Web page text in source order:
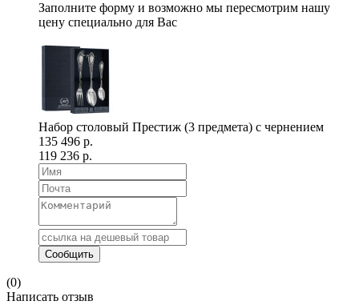
Заполните форму и возможно мы пересмотрим нашу
цену специально для Вас
Набор столовый Престиж (3 предмета) с чернением
135 496 р.
119 236 р.
(0)
Написать отзыв